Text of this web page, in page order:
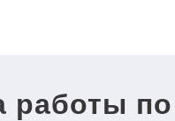
работы по